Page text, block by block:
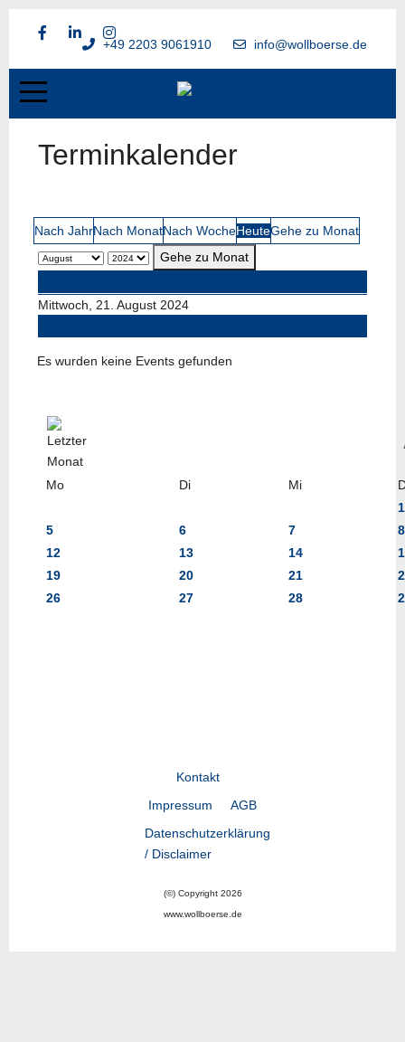
+49 2203 9061910 info@wollboerse.de
Terminkalender
Nach JahrNach MonatNach WocheHeuteGehe zu Monat
Gehe zu Monat
Mittwoch, 21. August 2024
Es wurden keine Events gefunden
Mo Di Mi
1
5
6 7
8
12
13 14
19
20 21
26
27 28
Kontakt
Impressum
AGB
Datenschutzerklärung
/ Disclaimer
(©) Copyright 2026
www.wollboerse.de